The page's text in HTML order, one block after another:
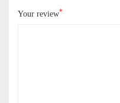
Your review*